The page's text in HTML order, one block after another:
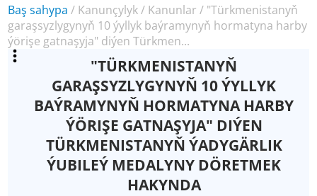
Baş sahypa / Kanunçylyk/ Kanunlar / "Türkmenistanyň
garaşsyzlygynyň 10 ýyllyk baýramynyň hormatyna harby
ýörişe gatnaşyja" diýen Türkmen...
"TÜRKMENISTANYŇ
GARAŞSYZLYGYNYŇ 10 ÝYLLYK
BAÝRAMYNYŇ HORMATYNA HARBY
ÝÖRIŞE GATNAŞYJA" DIÝEN
TÜRKMENISTANYŇ ÝADYGÄRLIK
ÝUBILEÝ MEDALYNY DÖRETMEK
HAKYNDA